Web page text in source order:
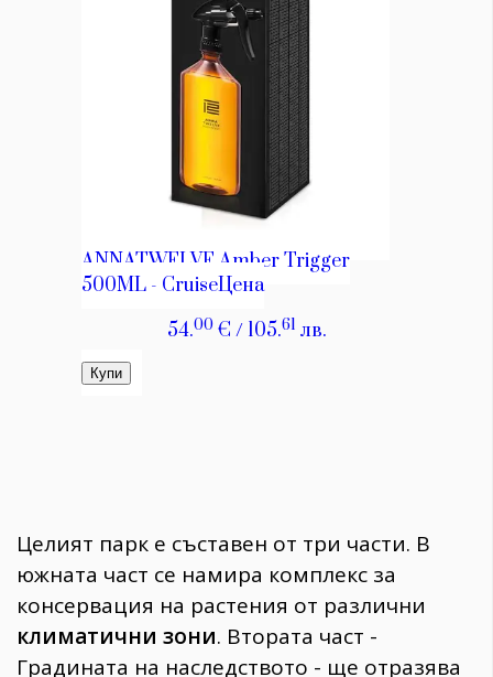
Целият парк е съставен от три части. В
южната част се намира комплекс за
консервация на растения от различни
климатични зони. Втората част -
Градината на наследството - ще отразява